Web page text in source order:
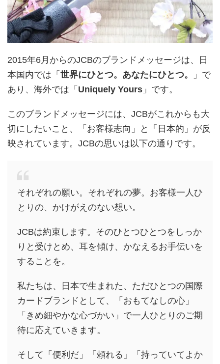
2015年6月からのJCBのブランドメッセージは、日
本国内では「 世界にひとつ。あなたにひとつ。
」で
あり、海外では「 Uniquely Yours 」です。
このブランドメッセージには、JCBがこれからも大
切にしたいこと、「お客様志向」と「日本的」が反
映されています。JCBの思いは以下の通りです。
それぞれの願い。それぞれの夢。お客様一人ひ
とりの、かけがえのない想い。
JCBは約束します。そのひとつひとつをしっか
りと受けとめ、耳を傾け、かなえるお手伝いを
することを。
私たちは、日本で生まれた、ただひとつの国際
カードブランドとして、「おもてなしの心」
「きめ細やかな心づかい」で一人ひとりのご期
待に応えていきます。
そして「便利だ」「頼れる」「持っていてよか